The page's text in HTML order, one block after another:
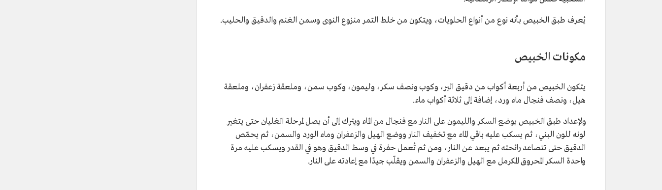
يُعرف طبق الخبيص بأنه نوع من أنواع الحلويات، ويتكون من خلط التمر منزوع النوى وسمن الغنم والدقيق والحليب.
مكونات الخبيص
يتكون الخبيص من أربعة أكواب من دقيق البر، وكوب ونصف سكر، وليمون، وكوب سمن، وملعقة زعفران، وملعقة
هيل، ونصف فنجال ماء ورد، إضافة إلى ثلاثة أكواب ماء.
ولإعداد طبق الخبيص يوضع السكر والليمون على النار مع فنجال من الماء ويترك إلى أن يصل لمرحلة الغليان حتى يتغير
لونه للون البني، ثم يسكب عليه باقي الماء مع تخفيف النار ووضع الهيل والزعفران وماء الورد والسمن، ثم يحمّص
الدقيق حتى تتصاعد رائحته ثم يبعد عن النار، ومن ثم تُعمل حفرة في وسط الدقيق وهو في القدر ويسكب عليه مرة
واحدة السكر المحروق المكرمل مع الهيل والزعفران والسمن ويقلّب جيدًا مع إعادته على النار.